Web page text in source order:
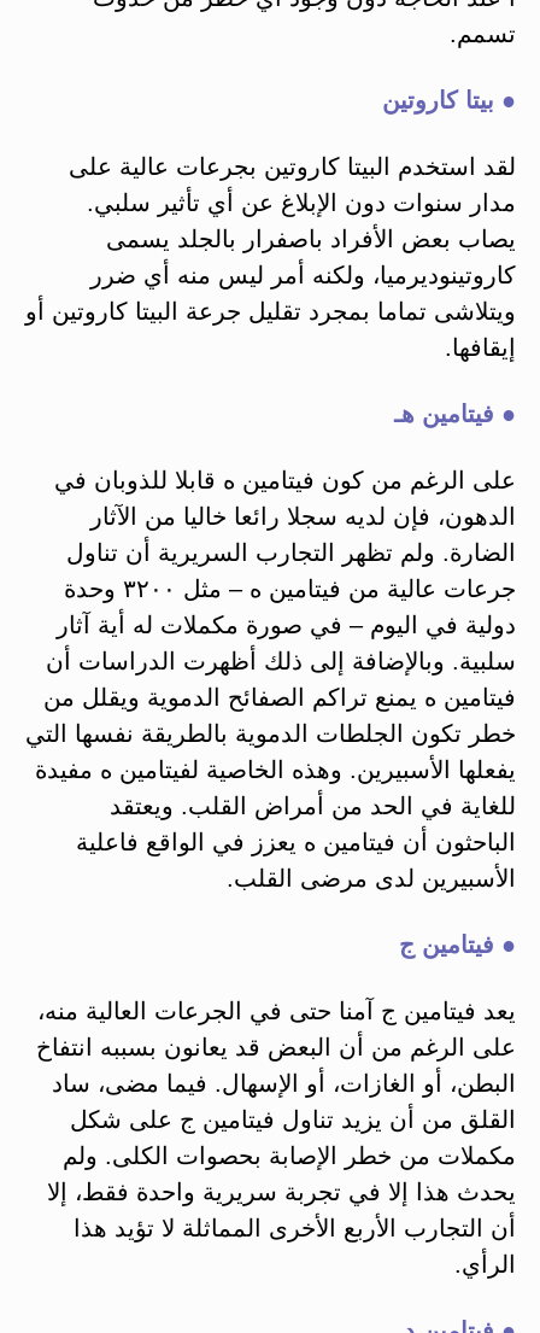
تسمم.
● بيتا كاروتين
لقد استخدم البيتا كاروتين بجرعات عالية على
مدار سنوات دون الإبلاغ عن أي تأثير سلبي.
يصاب بعض الأفراد باصفرار بالجلد يسمى
كاروتينوديرميا، ولكنه أمر ليس منه أي ضرر
ويتلاشى تماما بمجرد تقليل جرعة البيتا كاروتين أو
إيقافها.
● فيتامين هـ
على الرغم من كون فيتامين ه قابلا للذوبان في
الدهون، فإن لديه سجلا رائعا خاليا من الآثار
الضارة. ولم تظهر التجارب السريرية أن تناول
جرعات عالية من فيتامين ه – مثل ٣٢٠٠ وحدة
دولية في اليوم – في صورة مكملات له أية آثار
سلبية. وبالإضافة إلى ذلك أظهرت الدراسات أن
فيتامين ه يمنع تراكم الصفائح الدموية ويقلل من
خطر تكون الجلطات الدموية بالطريقة نفسها التي
يفعلها الأسبيرين. وهذه الخاصية لفيتامين ه مفيدة
للغاية في الحد من أمراض القلب. ويعتقد
الباحثون أن فيتامين ه يعزز في الواقع فاعلية
الأسبيرين لدى مرضى القلب.
● فيتامين ج
يعد فيتامين ج آمنا حتى في الجرعات العالية منه،
على الرغم من أن البعض قد يعانون بسببه انتفاخ
البطن، أو الغازات، أو الإسهال. فيما مضى، ساد
القلق من أن يزيد تناول فيتامين ج على شكل
مكملات من خطر الإصابة بحصوات الكلى. ولم
يحدث هذا إلا في تجربة سريرية واحدة فقط، إلا
أن التجارب الأربع الأخرى المماثلة لا تؤيد هذا
الرأي.